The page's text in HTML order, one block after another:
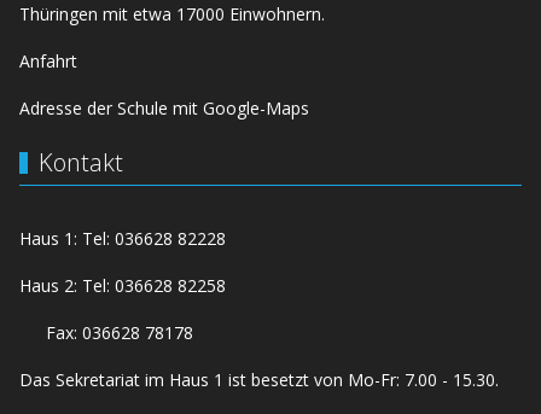
Thüringen mit etwa 17000 Einwohnern.
Anfahrt
Adresse der Schule mit Google-Maps
Kontakt
Haus 1: Tel: 036628 82228
Haus 2: Tel: 036628 82258
Fax: 036628 78178
Das Sekretariat im Haus 1 ist besetzt von Mo-Fr: 7.00 - 15.30.